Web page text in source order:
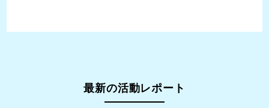
最新の活動レポート